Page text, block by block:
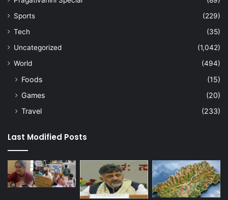
Sports
(229)
Tech
(35)
Uncategorized
(1,042)
World
(494)
Foods
(15)
Games
(20)
Travel
(233)
Last Modified Posts